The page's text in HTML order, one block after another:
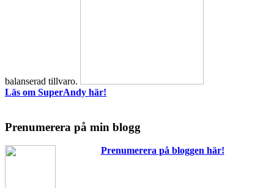
balanserad tillvaro.
Läs om SuperAndy här!
Prenumerera på min blogg
Prenumerera på bloggen här!